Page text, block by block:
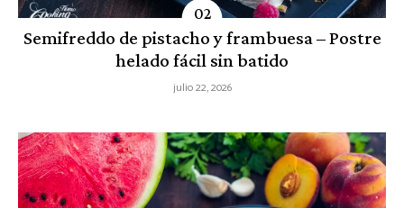
Semifreddo de pistacho y frambuesa – Postre
helado fácil sin batido
julio 22, 2026